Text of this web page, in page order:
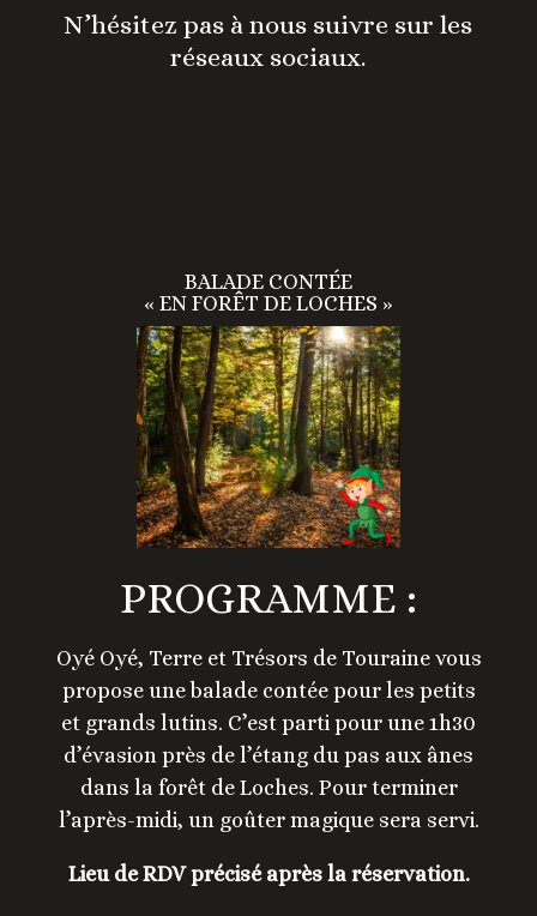
N’hésitez pas à nous suivre sur les
réseaux sociaux.
BALADE CONTÉE
« EN FORÊT DE LOCHES »
PROGRAMME :
Oyé Oyé, Terre et Trésors de Touraine vous
propose une balade contée pour les petits
et grands lutins. C’est parti pour une 1h30
d’évasion près de l’étang du pas aux ânes
dans la forêt de Loches. Pour terminer
l’après-midi, un goûter magique sera servi.
Lieu de RDV précisé après la réservation.